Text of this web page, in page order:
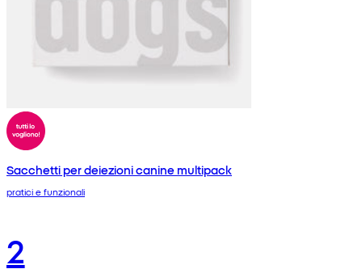
Sacchetti per deiezioni canine multipack
pratici e funzionali
2